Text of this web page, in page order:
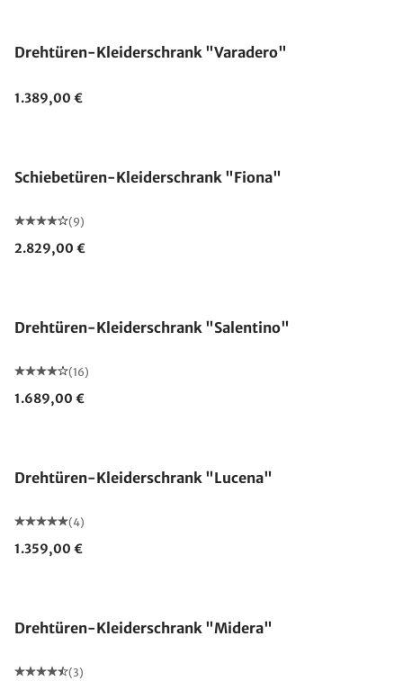
Drehtüren-Kleiderschrank "Varadero"
1.389,00 €
Schiebetüren-Kleiderschrank "Fiona"
(9)
2.829,00 €
Drehtüren-Kleiderschrank "Salentino"
(16)
1.689,00 €
Drehtüren-Kleiderschrank "Lucena"
(4)
1.359,00 €
Drehtüren-Kleiderschrank "Midera"
(3)